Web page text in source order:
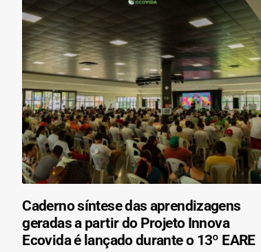
Caderno síntese das aprendizagens
geradas a partir do Projeto Innova
Ecovida é lançado durante o 13º EARE